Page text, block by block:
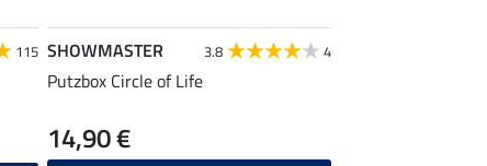
115 SHOWMASTER 3.8 4
Putzbox Circle of Life
14,90 €